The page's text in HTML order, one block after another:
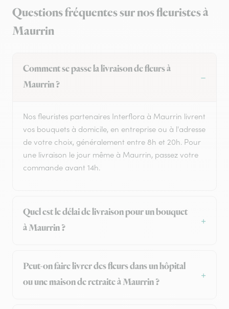
Questions fréquentes sur nos fleuristes à
Maurrin
Comment se passe la livraison de fleurs à
Maurrin ?
Nos fleuristes partenaires Interflora à Maurrin livrent
vos bouquets à domicile, en entreprise ou à l'adresse
de votre choix, généralement entre 8h et 20h. Pour
une livraison le jour même à Maurrin, passez votre
commande avant 14h.
Quel est le délai de livraison pour un bouquet
à Maurrin ?
Peut-on faire livrer des fleurs dans un hôpital
ou une maison de retraite à Maurrin ?